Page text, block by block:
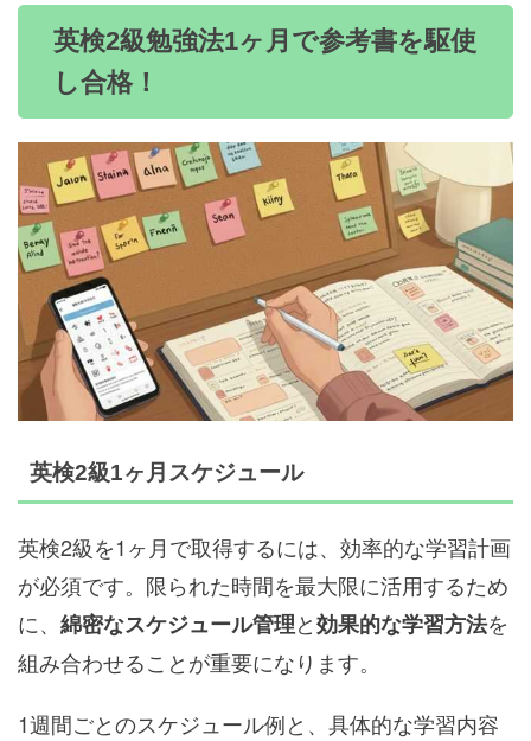
英検2級勉強法1ヶ月で参考書を駆使
し合格！
英検2級1ヶ月スケジュール
英検2級を1ヶ月で取得するには、効率的な学習計画
が必須です。限られた時間を最大限に活用するため
に、 綿密なスケジュール管理と効果的な学習方法を
組み合わせることが重要になります。
1週間ごとのスケジュール例と、具体的な学習内容